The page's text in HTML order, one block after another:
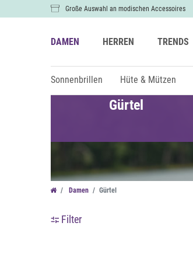
Große Auswahl an modischen Accessoires
DAMEN HERREN TRENDS
Sonnenbrillen Hüte & Mützen
Gürtel
Damen Gürtel
Filter